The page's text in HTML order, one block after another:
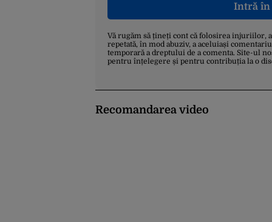
Intră în
Vă rugăm să țineți cont că folosirea
repetată, în mod abuziv, a aceluiași
temporară a dreptului de a comenta. Site-ul
pentru înțelegere și pentru contribuția la o
Recomandarea video